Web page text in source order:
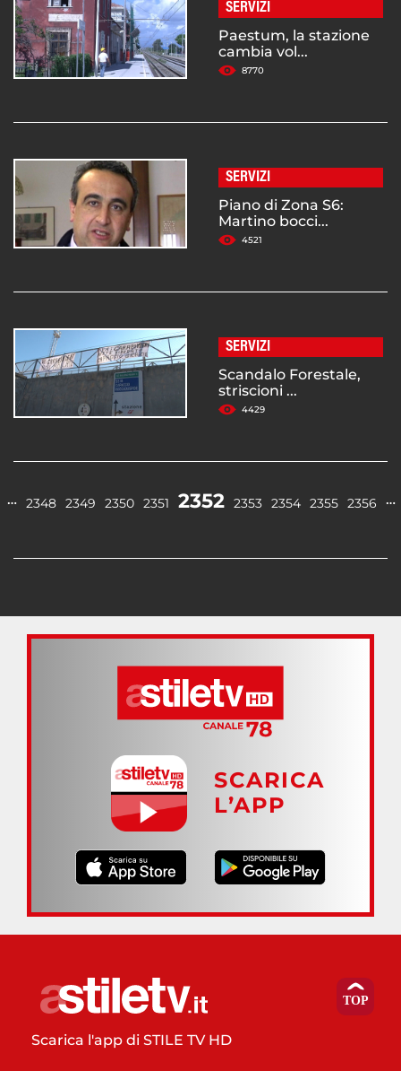
SERVIZI
Paestum, la stazione
cambia vol...
8770
SERVIZI
Piano di Zona S6:
Martino bocci...
4521
SERVIZI
Scandalo Forestale,
striscioni ...
4429
… 2348 2349 2350 2351 2352 2353 2354 2355 2356 …
SCARICA
L’APP
Scarica l'app di STILE TV HD